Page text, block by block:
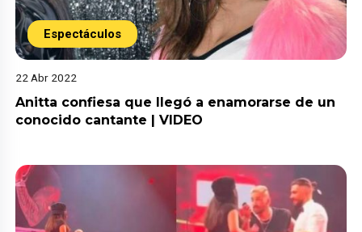
Espectáculos
22 Abr 2022
Anitta confiesa que llegó a enamorarse de un
conocido cantante | VIDEO